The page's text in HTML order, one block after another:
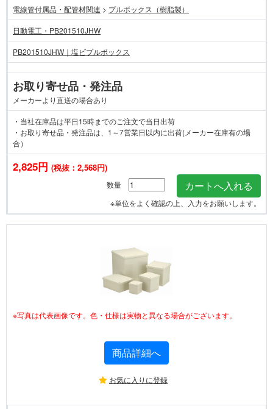
電線管付属品・配管材関連 > プルボックス（樹脂製）
日動電工・PB201510JHW
PB201510JHW｜塩ビプルボックス
お取り寄せ品・発注品
メーカーより直送の場合あり
・当社在庫品は平日15時までのご注文で当日出荷
・お取り寄せ品・発注品は、1～7営業日以内に出荷(メーカー在庫有の場
合）
2,825円 (税抜：2,568円)
数量
※単位をよく確認の上、入力をお願いします。
※写真は代表画像です。色・仕様は実物と異なる場合がございます。
商品詳細へ
お気に入りに登録